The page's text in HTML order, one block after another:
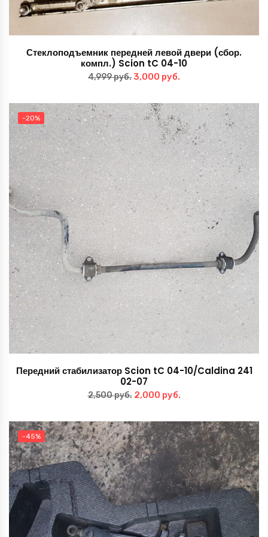
Стеклоподъемник передней левой двери (сбор.
компл.) Scion tC 04-10
4,999руб. Первоначальная
составляла
4,999 руб..
3,000 руб.
3,000 руб..
-20%
Передний стабилизатор Scion tC 04-10/Caldina 241
02-07
2,500руб. Первоначальная
составляла
2,500 руб..
2,000 руб.Текущая
2,000 руб..
-45%